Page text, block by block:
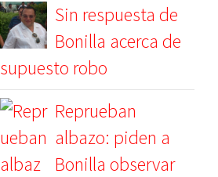
Sin respuesta de
Bonilla acerca de
supuesto robo
Reprueban
albazo: piden a
Bonilla observar